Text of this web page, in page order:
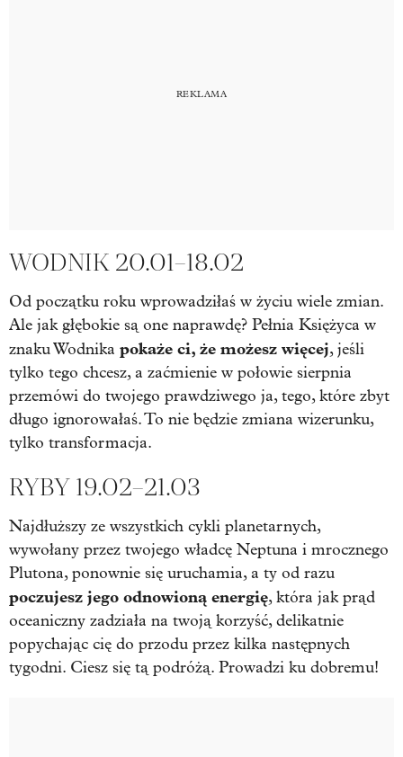
WODNIK 20.01–18.02
Od początku roku wprowadziłaś w życiu wiele zmian.
Ale jak głębokie są one naprawdę? Pełnia Księżyca w
znaku Wodnika pokaże ci, że możesz więcej, jeśli
tylko tego chcesz, a zaćmienie w połowie sierpnia
przemówi do twojego prawdziwego ja, tego, które zbyt
długo ignorowałaś. To nie będzie zmiana wizerunku,
tylko transformacja.
RYBY 19.02–21.03
Najdłuższy ze wszystkich cykli planetarnych,
wywołany przez twojego władcę Neptuna i mrocznego
Plutona, ponownie się uruchamia, a ty od razu
poczujesz jego odnowioną energię, która jak prąd
oceaniczny zadziała na twoją korzyść, delikatnie
popychając cię do przodu przez kilka następnych
tygodni. Ciesz się tą podróżą. Prowadzi ku dobremu!